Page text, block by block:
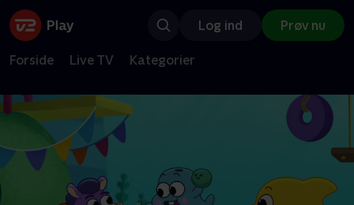
Log ind Prøv nu
Forside Live TV Kategorier